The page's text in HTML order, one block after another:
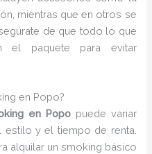
mientras que en otros se
de que todo lo que
el paquete para evitar
en Popo?
en Popopuede variar
y el tiempo de renta.
alquilar un smoking básico